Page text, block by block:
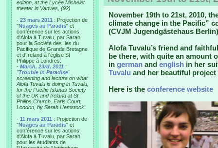
edition, at the Lycée Michelet
theater in Vanves, (92)
- 23 mars 2011 : Projection de
"Nuages au Paradis" et
conférence sur les actions
d'Alofa à Tuvalu, par Sarah
pour la Société des Iles du
Pacifique de Grande Bretagne
et d'Ireland à l'église St
Philippe à Londres.
- March, 23rd, 2011 :
"Trouble in Paradise"
screening and lecture on what
Alofa Tuvalu is doing in Tuvalu,
for the Pacific Islands Society
of the UK and Ireland at St
Philips Church, Earls Court,
London, by Sarah Hemstock
- 11 mars 2011 : Projection de
"Nuages au Paradis" et
conférence sur les actions
d'Alofa à Tuvalu, par Sarah
pour les étudiants de
November 19th to 21st, 2010,
climate change in the Pacific”
(CVJM Jugendgästehaus
Alofa Tuvalu’s friend and
be there, with quite an amount
in german and english in her
Tuvalu and her beautiful project
Here is the conference website